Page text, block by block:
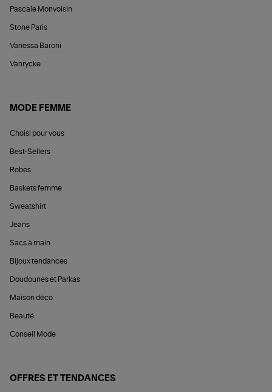
Pascale Monvoisin
Stone Paris
Vanessa Baroni
Vanrycke
MODE FEMME
Choisi pour vous
Best-Sellers
Robes
Baskets femme
Sweatshirt
Jeans
Sacs à main
Bijoux tendances
Doudounes et Parkas
Maison déco
Beauté
Conseil Mode
OFFRES ET TENDANCES